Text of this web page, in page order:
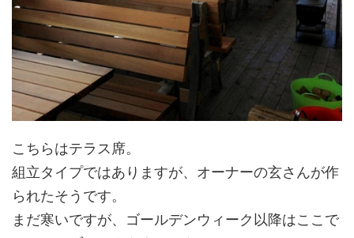
こちらはテラス席。
組立タイプではありますが、オーナーの玄さんが作
られたそうです。
まだ寒いですが、ゴールデンウィーク以降はここで